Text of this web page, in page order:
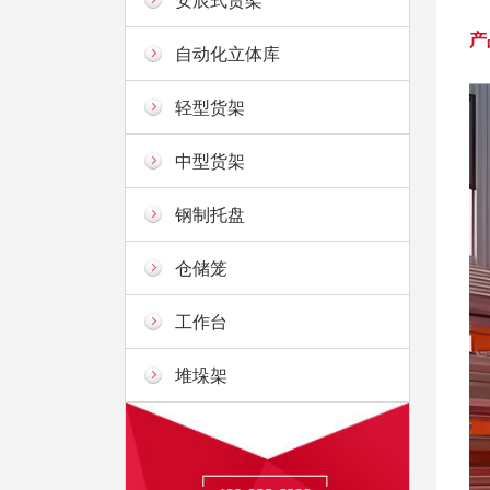
自动化立体库
轻型货架
中型货架
钢制托盘
仓储笼
工作台
堆垛架